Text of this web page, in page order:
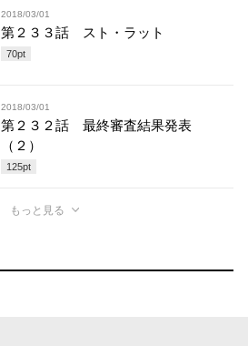
2018/03/01
第２３３話 スト・ラット
70pt
2018/03/01
第２３２話 最終審査結果発表
（２）
125pt
もっと見る